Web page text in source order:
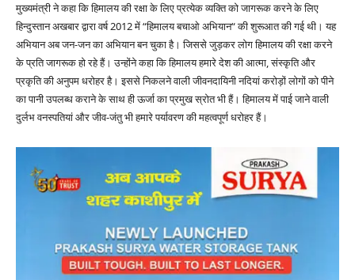
मुख्यमंत्री ने कहा कि हिमालय की रक्षा के लिए प्रत्येक व्यक्ति को जागरूक करने के लिए
हिन्दुस्तान अखबार द्वारा वर्ष 2012 में “हिमालय बचाओ अभियान“ की शुरूआत की गई थी। यह
अभियान अब जन-जन का अभियान बन चुका है। जिससे जुड़कर लोग हिमालय की रक्षा करने
के प्रति जागरूक हो रहे हैं। उन्होंने कहा कि हिमालय हमारे देश की आत्मा, संस्कृति और
प्रकृति की अनुपम धरोहर है। इससे निकलने वाली जीवनदायिनी नदियां करोड़ों लोगों को पीने
का पानी उपलब्ध कराने के साथ ही ऊर्जा का प्रमुख स्रोत भी हैं। हिमालय में पाई जाने वाली
दुर्लभ वनस्पतियां और जीव-जंतु भी हमारे पर्यावरण की महत्वपूर्ण धरोहर हैं।